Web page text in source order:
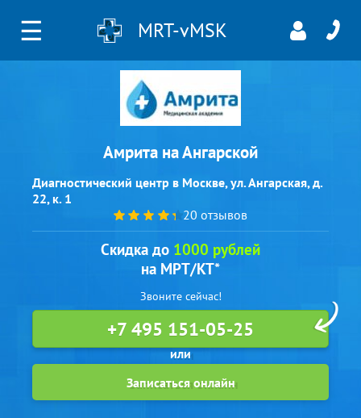
☰ MRT-vMSK
Амрита на Ангарской
Диагностический центр в Москве, ул. Ангарская, д.
22, к. 1
20 отзывов
Скидка до 1000 рублей
на МРТ/КТ*
Звоните сейчас!
+7 495 151-05-25
Записаться онлайн